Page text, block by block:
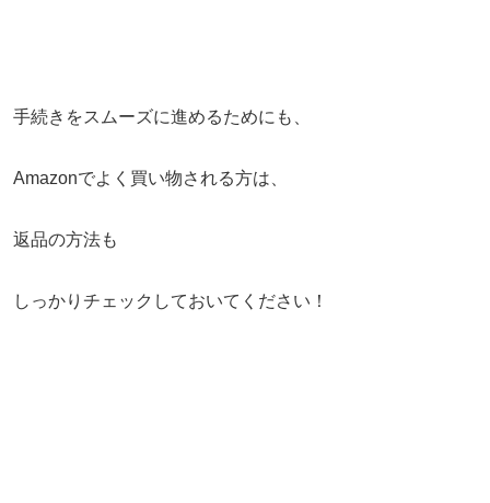
手続きをスムーズに進めるためにも、
Amazonでよく買い物される方は、
返品の方法も
しっかりチェックしておいてください！